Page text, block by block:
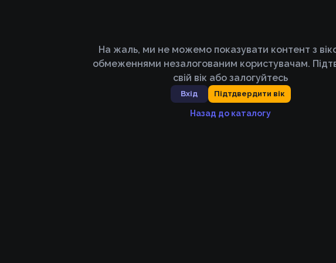
На жаль, ми не можемо показувати контент з
обмеженнями незалогованим користувачам.
свій вік або залогуйтесь
Вхід Підтдвердити вік
Назад до каталогу